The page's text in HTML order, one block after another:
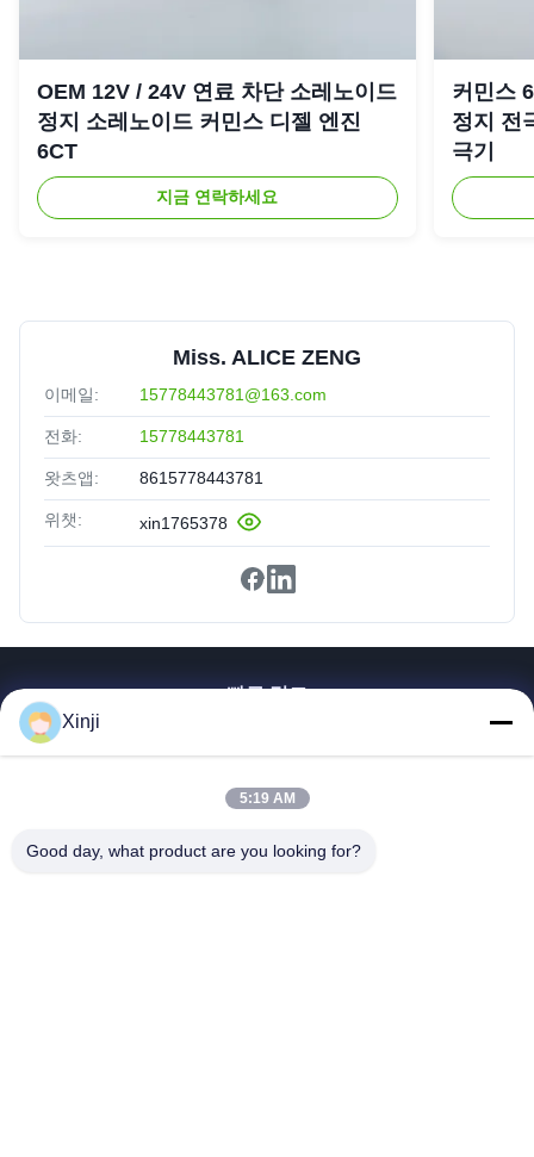
OEM 12V / 24V 연료 차단 소레노이드
정지 소레노이드 커민스 디젤 엔진
6CT
지금 연락하세요
커민스
정지 전
극기
Miss. ALICE ZENG
이메일: 15778443781@163.com
전화: 15778443781
왓츠앱: 8615778443781
위챗: xin1765378
빠른 링크
우리에 대해
Xinji
5:19 AM
Good day, what product are you looking for?